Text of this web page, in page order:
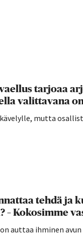
tarjoaa
valittavana
mutta
tehdä ja
– Kokosimme
auttaa ihminen